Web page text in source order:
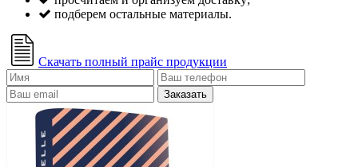
подберем остальные материалы.
Скачать полный прайс продукции
Заказать